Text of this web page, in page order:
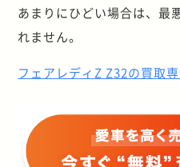
あまりにひどい場合は、最
れません。
フェアレディZ Z32の買取